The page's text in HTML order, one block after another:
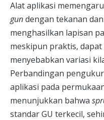
Alat aplikasi
gundengan tekanan
menghasilkan lapisan
meskipun praktis,
menyebabkan variasi
Perbandingan
aplikasi pada
menunjukkan bahwa
standar GU terkecil,